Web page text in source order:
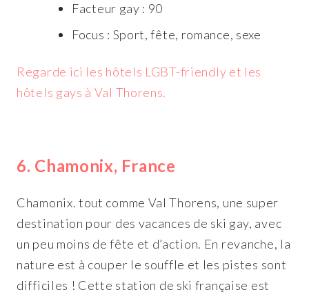
Facteur gay : 90
Focus : Sport, fête, romance, sexe
Regarde ici les hôtels LGBT-friendly et les
hôtels gays à Val Thorens.
6. Chamonix, France
Chamonix. tout comme Val Thorens, une super
destination pour des vacances de ski gay, avec
un peu moins de fête et d’action. En revanche, la
nature est à couper le souffle et les pistes sont
difficiles ! Cette station de ski française est